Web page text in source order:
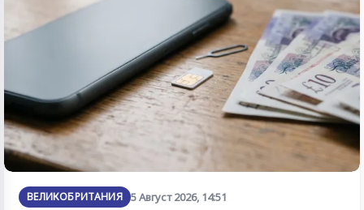
ВЕЛИКОБРИТАНИЯ 5 Август 2026, 14:51